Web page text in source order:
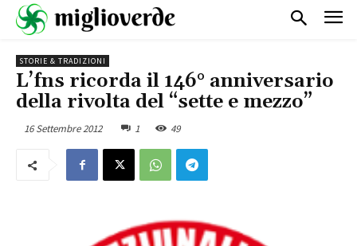
STORIE & TRADIZIONI
L’fns ricorda il 146° anniversario
della rivolta del “sette e mezzo”
16 Settembre 2012 1 49